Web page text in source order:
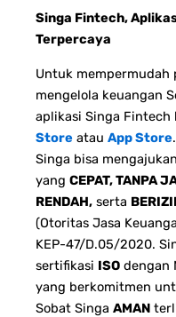
Singa Fintech,
Terpercaya
Untuk mempermudah
mengelola keuangan
aplikasi Singa Fintech
Store atau App Store
Singa bisa
yang CEPAT, TANPA
RENDAH, serta
(Otoritas Jasa
KEP-47/D.05/2020.
sertifikasi ISO dengan
yang berkomitmen
Sobat Singa AMAN